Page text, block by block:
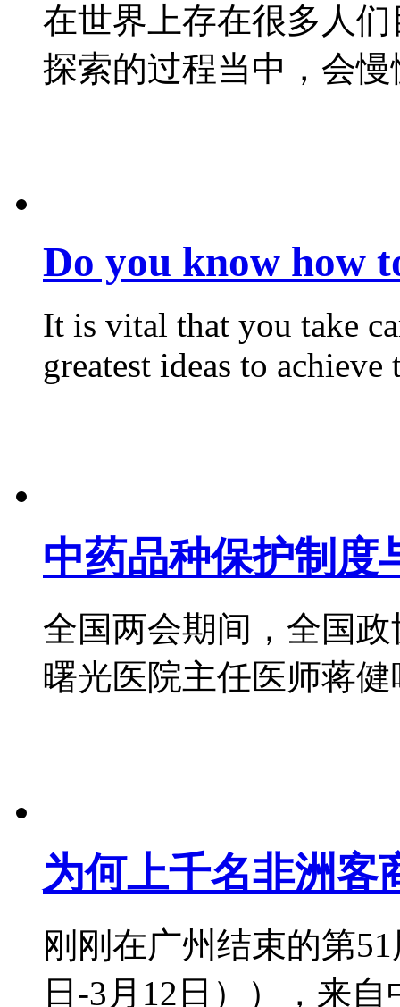
在世界上存在很多人
探索的过程当中，会慢
Do you know how
It is vital that you take
greatest ideas to
中药品种保护制度
全国两会期间，全国
曙光医院主任医师蒋健
为何上千名非洲客
刚刚在广州结束的第
日-3月12日）），来